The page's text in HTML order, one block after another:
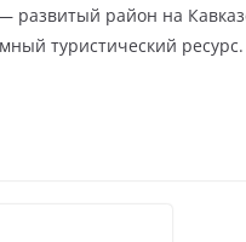
развитый район на
туристический